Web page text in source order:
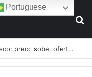
Nitrocelulose entra em zona de risco: preço sobe, oferta aperta e o mercado de tintas já sente o choque
Portuguese